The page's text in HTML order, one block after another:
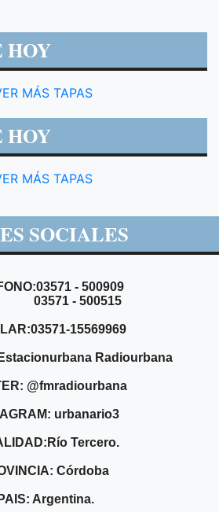
HOY
MÁS TAPAS
HOY
MÁS TAPAS
SOCIALES
- 500909
- 500515
15569969
Radiourbana
@fmradiourbana
urbanario3
Tercero.
Córdoba
Argentina.